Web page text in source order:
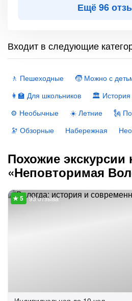
Ещё 96
Входит в следующие
🚶 Пешеходные
🧒 Можно с
👩‍🏫 Для школьников
🏛 История
⚙️ Необычные
☀️ Летние
🗽
🔭 Обзорные
Набережная
Похожие экскурсии
«Неповторимая
93 отзыва